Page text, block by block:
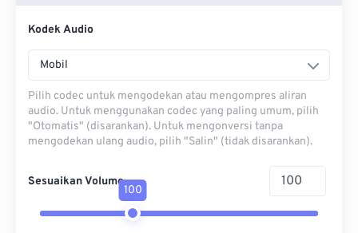
Kodek Audio
Mobil
Pilih codec untuk mengodekan atau mengompres aliran
audio. Untuk menggunakan codec yang paling umum, pilih
"Otomatis" (disarankan). Untuk mengonversi tanpa
mengodekan ulang audio, pilih "Salin" (tidak disarankan).
Sesuaikan Volume
100